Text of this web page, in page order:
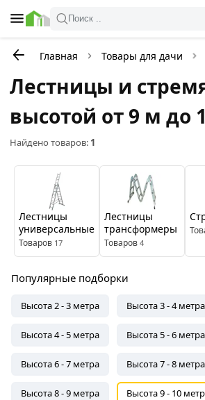
Поиск ..
Главная Товары для дачи
Лестницы и
высотой от 9 м до
Найдено товаров: 1
Лестницы
универсальные
Товаров 17
Лестницы
трансформеры
Товаров 4
Популярные подборки
Высота 2 - 3 метра Высота 3 - 4 метра
Высота 4 - 5 метра Высота 5 - 6 метра
Высота 6 - 7 метра Высота 7 - 8 метра
Высота 8 - 9 метра Высота 9 - 10
Фильтры
В
Со
руб.
—
Бренды
производства